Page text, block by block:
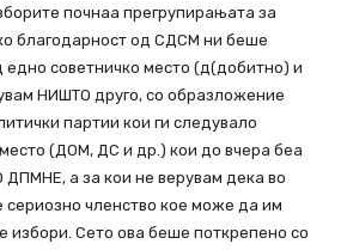
почнаа прегрупирањата за
благодарност од СДСМ ни беше
советничко место (д(добитно) и
НИШТО друго, со образложение
партии кои ги следувало
(ДОМ, ДС и др.) кои до вчера беа
ДПМНЕ, а за кои не верувам дека во
сериозно членство кое може да им
избори. Сето ова беше поткрепено со